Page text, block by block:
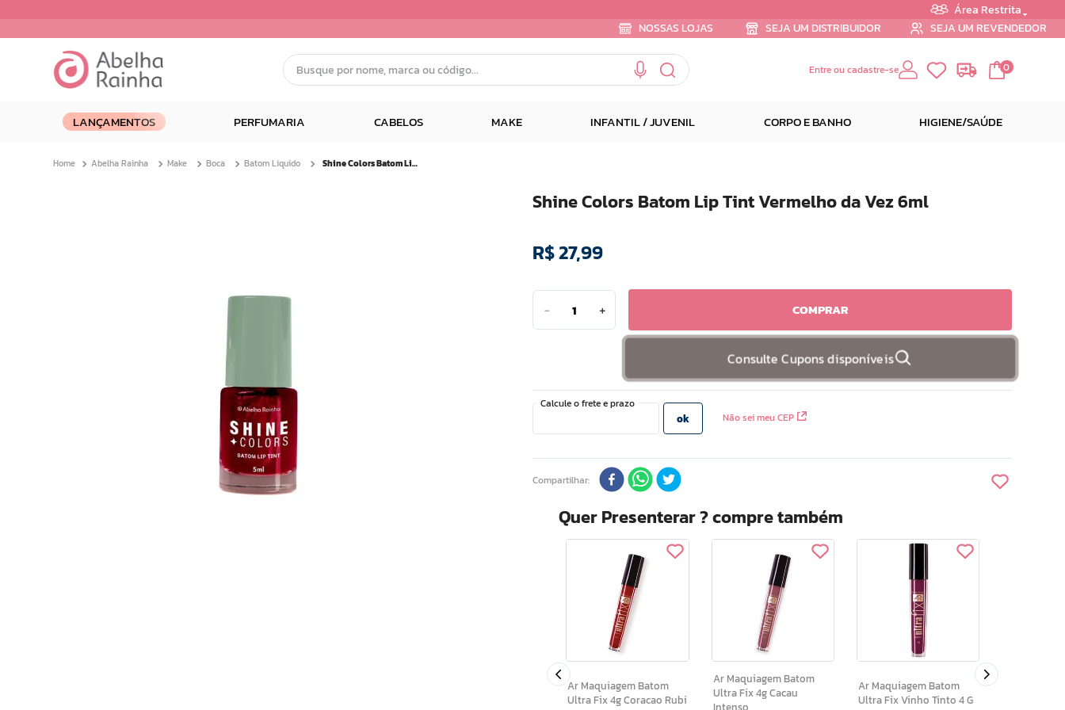
Área Restrita
NOSSAS LOJAS
SEJA UM DISTRIBUIDOR SEJA UM REVENDEDOR
Busque por nome, marca ou código...
Entre ou cadastre-se 0
LANÇAMENTOS PERFUMARIA CABELOS MAKE INFANTIL / JUVENIL CORPO E BANHO HIGIENE/SAÚDE
Abelha Rainha Make Boca Batom Liquido Shine Colors Batom Lip Tint Vermelho da Vez 6ml
Shine Colors Batom Lip Tint Vermelho da Vez 6ml
R$27,99
＋
－ COMPRAR
Consulte Cupons disponíveis
Não sei meu CEP
Compartilhar
Quer Presenterar ? compre também
Ar Maquiagem Batom
Ultra Fix 4g Coracao Rubi
Ar Maquiagem Batom
Ultra Fix 4g Cacau
Ar Maquiagem Batom
Ultra Fix Vinho Tinto 4 G
dermopes
3º
facial
doce infancia